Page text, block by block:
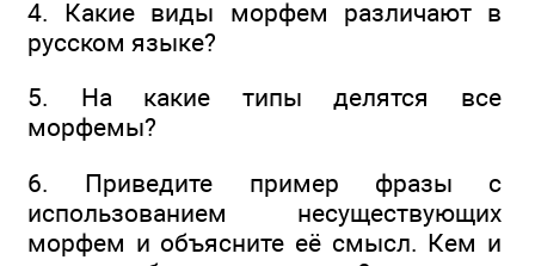
4. Какие виды морфем различают в
русском языке?
5. На какие типы делятся все
морфемы?
6. Приведите пример фразы с
использованием несуществующих
морфем и объясните её смысл. Кем и